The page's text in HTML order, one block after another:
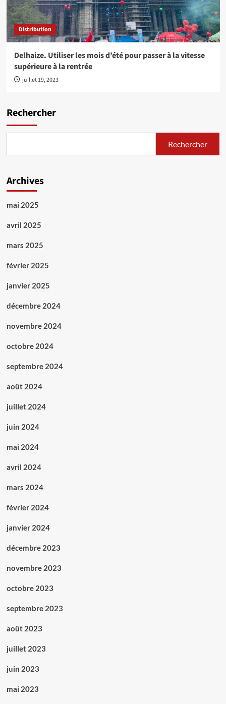
Distribution
Delhaize. Utiliser les mois d’été pour passer à la vitesse
supérieure à la rentrée
juillet 19, 2023
Rechercher
Rechercher
Archives
mai 2025
avril 2025
mars 2025
février 2025
janvier 2025
décembre 2024
novembre 2024
octobre 2024
septembre 2024
août 2024
juillet 2024
juin 2024
mai 2024
avril 2024
mars 2024
février 2024
janvier 2024
décembre 2023
novembre 2023
octobre 2023
septembre 2023
août 2023
juillet 2023
juin 2023
mai 2023